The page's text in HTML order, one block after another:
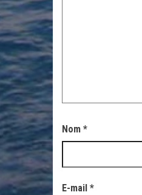
Nom *
E-mail *